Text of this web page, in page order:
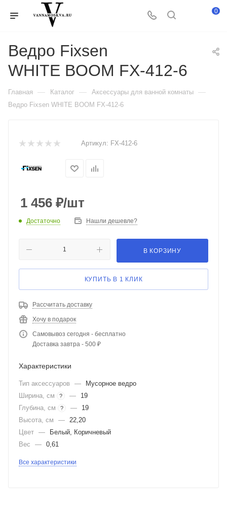
0
Ведро Fixsen
WHITE BOOM FX-412-6
Главная — Каталог — Аксессуары для ванной комнаты —
Ведро Fixsen WHITE BOOM FX-412-6
Артикул: FX-412-6
1 456 ₽/шт
Достаточно Нашли дешевле?
В КОРЗИНУ
КУПИТЬ В 1 КЛИК
Рассчитать доставку
Хочу в подарок
Самовывоз сегодня - бесплатно
Доставка завтра - 500 ₽
Характеристики
Тип аксессуаров —
Мусорное ведро
Ширина, см
? —
19
Глубина, см
? —
19
Высота, см
— 22,20
Цвет —
Белый, Коричневый
Вес
— 0,61
Все характеристики